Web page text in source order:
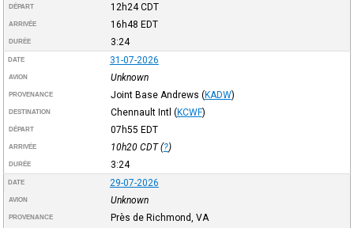
DÉPART 12h24CDT
ARRIVÉE 16h48 EDT
DURÉE 3:24
DATE 31-07-2026
AVION Unknown
PROVENANCE Joint Base Andrews (KADW)
DESTINATION Chennault Intl (KCWF)
DÉPART 07h55 EDT
ARRIVÉE 10h20 CDT(?)
DURÉE 3:24
DATE 29-07-2026
AVION Unknown
PROVENANCE Près de Richmond, VA